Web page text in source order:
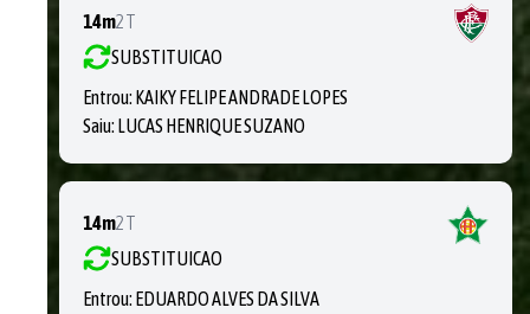
14m2T
SUBSTITUICAO
Entrou: KAIKY FELIPE ANDRADE LOPES
Saiu: LUCAS HENRIQUE SUZANO
14m2T
SUBSTITUICAO
Entrou: EDUARDO ALVES DA SILVA